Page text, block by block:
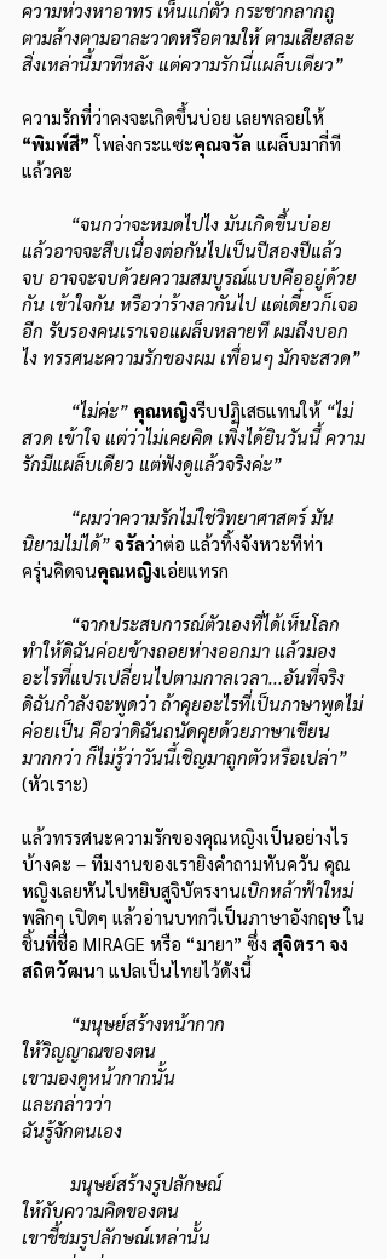
ความห่วงหาอาทร เห็นแก่ตัว กระชากลากถู
ตามล้างตามอาละวาดหรือตามให้ ตามเสียสละ
สิ่งเหล่านี้มาทีหลัง แต่ความรักนี่แผล็บเดียว”
ความรักที่ว่าคงจะเกิดขึ้นบ่อย เลยพลอยให้
“พิมพ์สี” โพล่งกระแซะคุณจรัล แผล็บมากี่ที
แล้วคะ
“จนกว่าจะหมดไปไง มันเกิดขึ้นบ่อย
แล้วอาจจะสืบเนื่องต่อกันไปเป็นปีสองปีแล้ว
จบ อาจจะจบด้วยความสมบูรณ์แบบคืออยู่ด้วย
กัน เข้าใจกัน หรือว่าร้างลากันไป แต่เดี๋ยวก็เจอ
อีก รับรองคนเราเจอแผล็บหลายที ผมถึงบอก
ไง ทรรศนะความรักของผม เพื่อนๆ มักจะสวด”
“ไม่ค่ะ” คุณหญิงรีบปฏิเสธแทนให้ “ไม่
สวด เข้าใจ แต่ว่าไม่เคยคิด เพิ่งได้ยินวันนี้ ความ
รักมีแผล็บเดียว แต่ฟังดูแล้วจริงค่ะ”
“ผมว่าความรักไม่ใช่วิทยาศาสตร์ มัน
นิยามไม่ได้” จรัลว่าต่อ แล้วทิ้งจังหวะทีท่า
ครุ่นคิดจนคุณหญิงเอ่ยแทรก
“จากประสบการณ์ตัวเองที่ได้เห็นโลก
ทำให้ดิฉันค่อยข้างถอยห่างออกมา แล้วมอง
อะไรที่แปรเปลี่ยนไปตามกาลเวลา...อันที่จริง
ดิฉันกำลังจะพูดว่า ถ้าคุยอะไรที่เป็นภาษาพูดไม่
ค่อยเป็น คือว่าดิฉันถนัดคุยด้วยภาษาเขียน
มากกว่า ก็ไม่รู้ว่าวันนี้เชิญมาถูกตัวหรือเปล่า”
(หัวเราะ)
แล้วทรรศนะความรักของคุณหญิงเป็นอย่างไร
บ้างคะ – ทีมงานของเรายิงคำถามทันควัน คุณ
หญิงเลยหันไปหยิบสูจิบัตรงานเบิกหล้าฟ้าใหม่
พลิกๆ เปิดๆ แล้วอ่านบทกวีเป็นภาษาอังกฤษ ใน
ชิ้นที่ชื่อ MIRAGE หรือ “มายา” ซึ่ง สุจิตรา จง
สถิตวัฒนา แปลเป็นไทยไว้ดังนี้
“มนุษย์สร้างหน้ากาก
ให้วิญญาณของตน
เขามองดูหน้ากากนั้น
และกล่าวว่า
ฉันรู้จักตนเอง
	มนุษย์สร้างรูปลักษณ์
ให้กับความคิดของตน
เขาชี้ชมรูปลักษณ์เหล่านั้น